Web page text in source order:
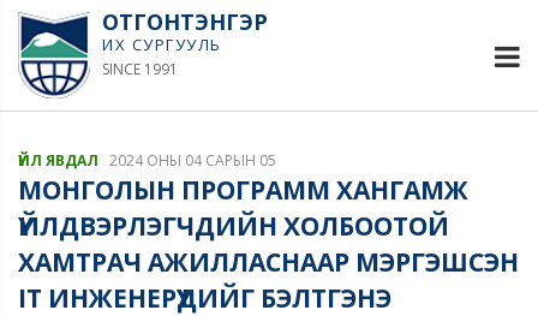
ОТГОНТЭНГЭР
ИХ СУРГУУЛЬ
SINCE 1991
ҮЙЛ ЯВДАЛ 2024 ОНЫ 04 САРЫН 05
МОНГОЛЫН ПРОГРАММ ХАНГАМЖ
ҮЙЛДВЭРЛЭГЧДИЙН ХОЛБООТОЙ
ХАМТРАЧ АЖИЛЛАСНААР МЭРГЭШСЭН
IT ИНЖЕНЕРҮҮДИЙГ БЭЛТГЭНЭ